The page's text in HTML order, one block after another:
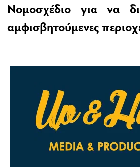
Νομοσχέδιο για να
αμφισβητούμενες